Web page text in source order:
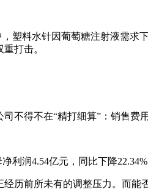
塑料水针因葡萄糖注射液需
打击。
不得不在“精打细算”：销售费
利润4.54亿元，同比下降
历前所未有的调整压力。而